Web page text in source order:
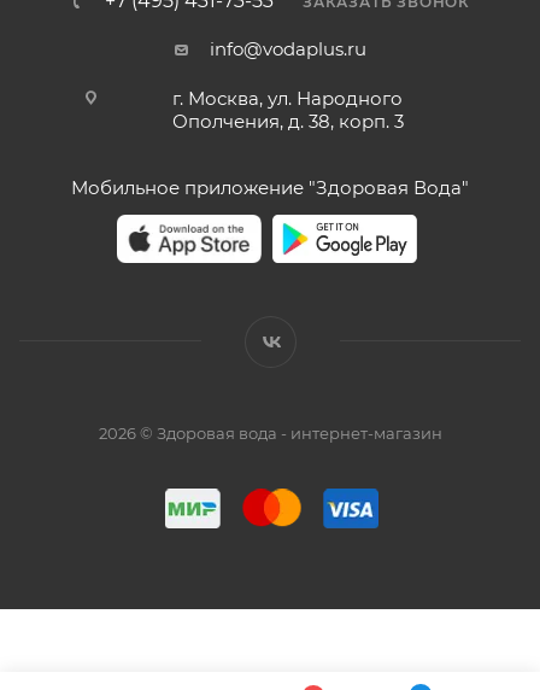
info@vodaplus.ru
г. Москва, ул. Народного
Ополчения, д. 38, корп. 3
Мобильное приложение "Здоровая Вода"
2026 © Здоровая вода - интернет-магазин